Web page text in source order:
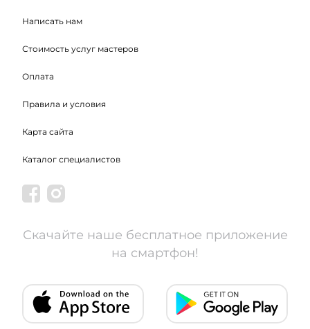
Написать нам
Стоимость услуг мастеров
Оплата
Правила и условия
Карта сайта
Каталог специалистов
Скачайте наше бесплатное приложение
на смартфон!